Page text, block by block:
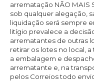
arrematação NÃO MAIS
sob qualquer alegação,
liquidação será sempre
litígio prevalece a
arrematantes de outras
retirar os lotes no local,
a embalagem e
arrematante e, na
pelos Correios todo